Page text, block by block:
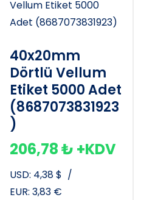
40x20mm
Dörtlü Vellum
Etiket 5000 Adet
(8687073831923
)
206,78₺ +KDV
USD: 4,38$ /
EUR: 3,83 €